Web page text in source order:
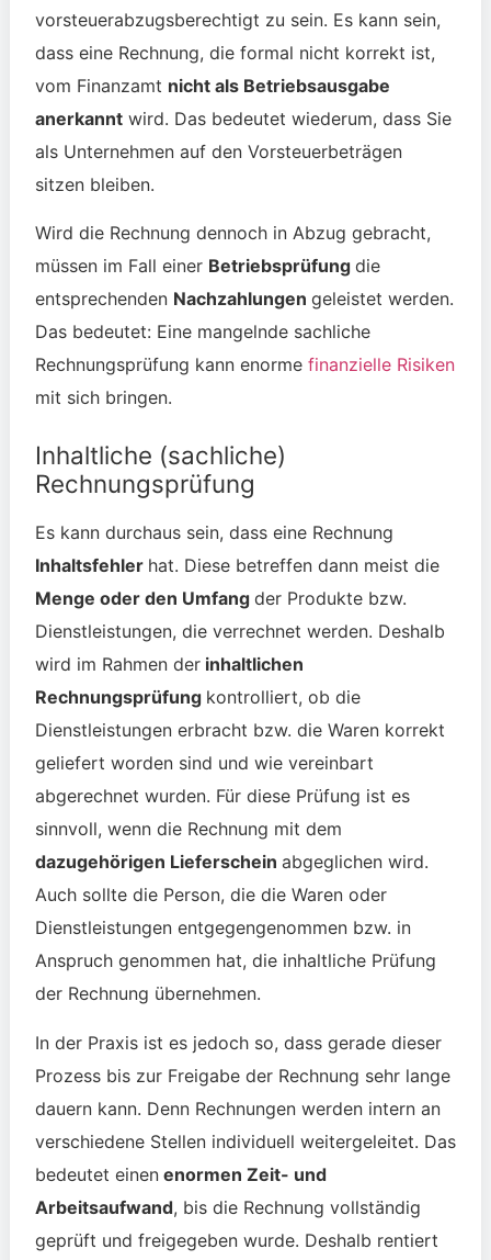
vorsteuerabzugsberechtigt zu sein. Es kann sein,
dass eine Rechnung, die formal nicht korrekt ist,
vom Finanzamt nicht als Betriebsausgabe
anerkanntwird. Das bedeutet wiederum, dass Sie
als Unternehmen auf den Vorsteuerbeträgen
sitzen bleiben.
Wird die Rechnung dennoch in Abzug gebracht,
müssen im Fall einer Betriebsprüfung die
entsprechenden Nachzahlungen geleistet werden.
Das bedeutet: Eine mangelnde sachliche
Rechnungsprüfung kann enorme finanzielle Risiken
mit sich bringen.
Inhaltliche (sachliche)
Rechnungsprüfung
Es kann durchaus sein, dass eine Rechnung
Inhaltsfehler hat. Diese betreffen dann meist die
Menge oder den Umfang der Produkte bzw.
Dienstleistungen, die verrechnet werden. Deshalb
wird im Rahmen derinhaltlichen
Rechnungsprüfung kontrolliert, ob die
Dienstleistungen erbracht bzw. die Waren korrekt
geliefert worden sind und wie vereinbart
abgerechnet wurden. Für diese Prüfung ist es
sinnvoll, wenn die Rechnung mit dem
dazugehörigen Lieferschein abgeglichen wird.
Auch sollte die Person, die die Waren oder
Dienstleistungen entgegengenommen bzw. in
Anspruch genommen hat, die inhaltliche Prüfung
der Rechnung übernehmen.
In der Praxis ist es jedoch so, dass gerade dieser
Prozess bis zur Freigabe der Rechnung sehr lange
dauern kann. Denn Rechnungen werden intern an
verschiedene Stellen individuell weitergeleitet. Das
bedeutet einenenormen Zeit- und
Arbeitsaufwand, bis die Rechnung vollständig
geprüft und freigegeben wurde. Deshalb rentiert